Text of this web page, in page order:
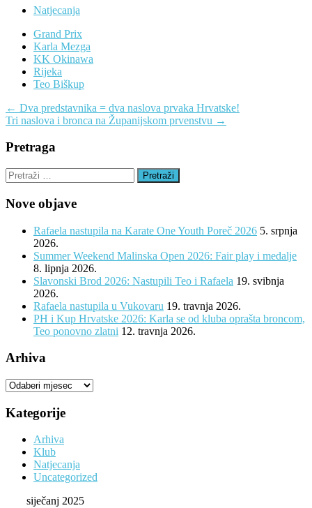
Natjecanja
Grand Prix
Karla Mezga
KK Okinawa
Rijeka
Teo Biškup
Navigacija
objava
← Dva predstavnika = dva naslova prvaka Hrvatske!
Tri naslova i bronca na Županijskom prvenstvu →
Pretraga
Pretraži:
Nove objave
Rafaela nastupila na Karate One Youth Poreč 2026 5. srpnja
2026.
Summer Weekend Malinska Open 2026: Fair play i medalje
8. lipnja 2026.
Slavonski Brod 2026: Nastupili Teo i Rafaela 19. svibnja
2026.
Rafaela nastupila u Vukovaru 19. travnja 2026.
PH i Kup Hrvatske 2026: Karla se od kluba oprašta broncom,
Teo ponovno zlatni 12. travnja 2026.
Arhiva
Arhiva
Kategorije
Arhiva
Klub
Natjecanja
Uncategorized
siječanj 2025